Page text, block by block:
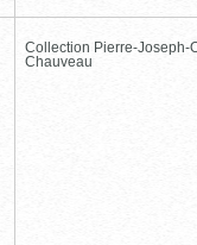
Collection Pierre-Joseph-
Chauveau